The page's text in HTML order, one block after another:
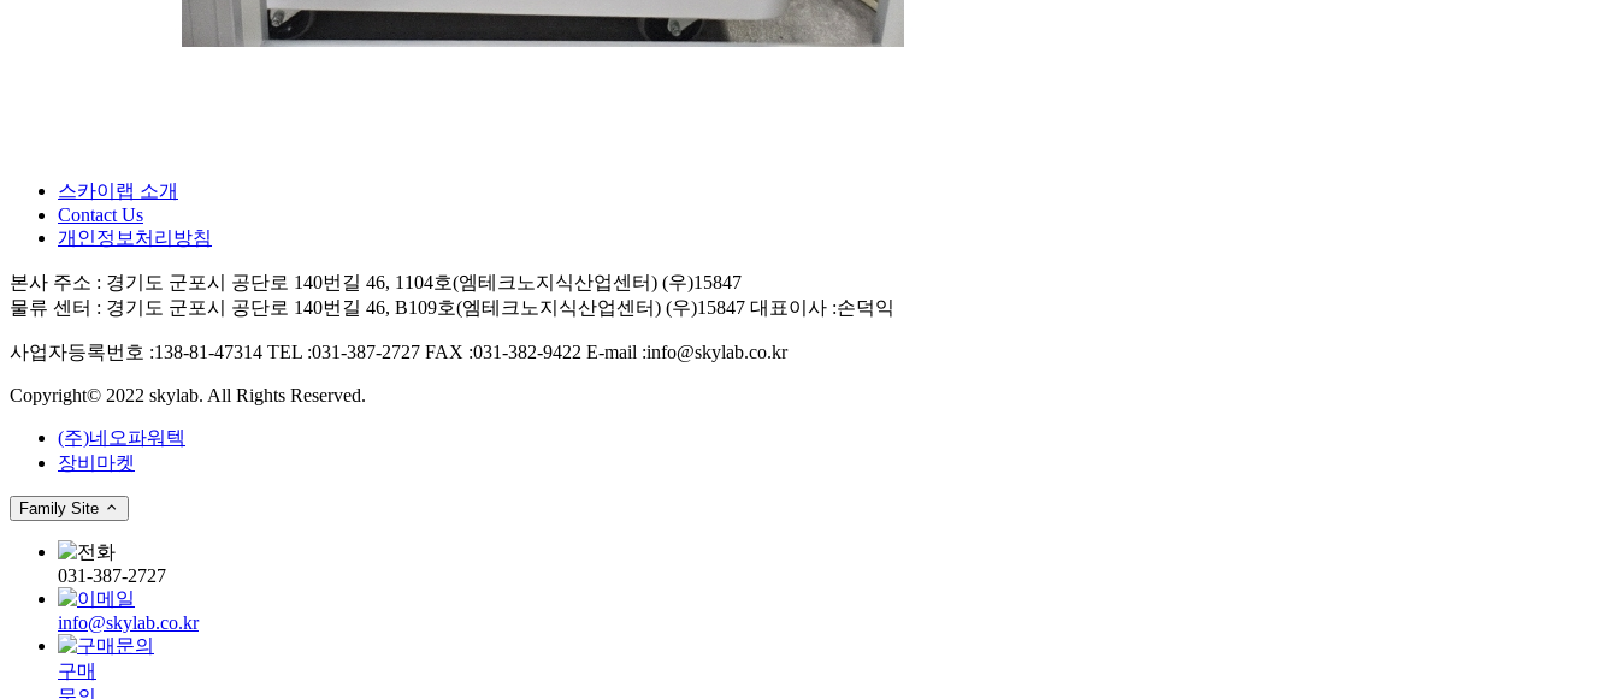
스카이랩 소개
Contact Us
개인정보처리방침
본사 주소 : 경기도 군포시 공단로 140번길 46, 1104호(엠테크노지식산업센터) (우)15847
물류 센터 : 경기도 군포시 공단로 140번길 46, B109호(엠테크노지식산업센터) (우)15847 대표이사 :손덕익
사업자등록번호 :138-81-47314 TEL :031-387-2727 FAX :031-382-9422 E-mail :info@skylab.co.kr
Copyright© 2022 skylab. All Rights Reserved.
(주)네오파워텍
장비마켓
Family Site
031-387-2727
info@skylab.co.kr
구매